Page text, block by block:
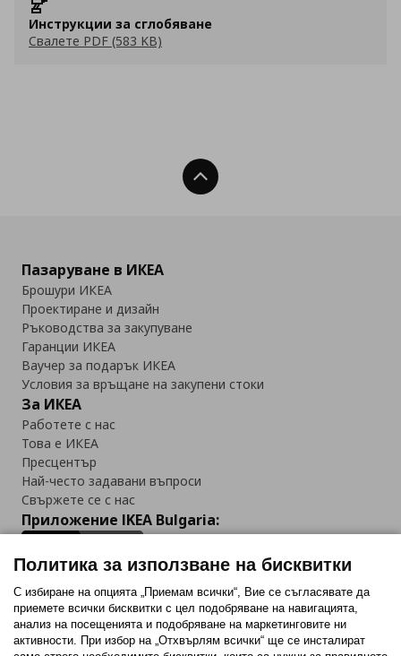
Инструкции за сглобяване
Свалете PDF (583 KB)
Нагоре
Пазаруване в ИКЕА
Брошури ИКЕА
Проектиране и дизайн
Ръководства за закупуване
Гаранции ИКЕА
Ваучер за подарък ИКЕА
Условия за връщане на закупени стоки
За ИКЕА
Работете с нас
Това е ИКЕА
Пресцентър
Най-често задавани въпроси
Свържете се с нас
Приложение IKEA Bulgaria:
Последвайте ни:
FacebookTwitterYoutubePinterestInstagram
Политика за използване на бисквитки
С избиране на опцията „Приемам всички“, Вие се съгласявате да
приемете всички бисквитки с цел подобряване на навигацията,
анализ на посещенията и подобряване на маркетинговите ни
активности. При избор на „Отхвърлям всички“ ще се инсталират